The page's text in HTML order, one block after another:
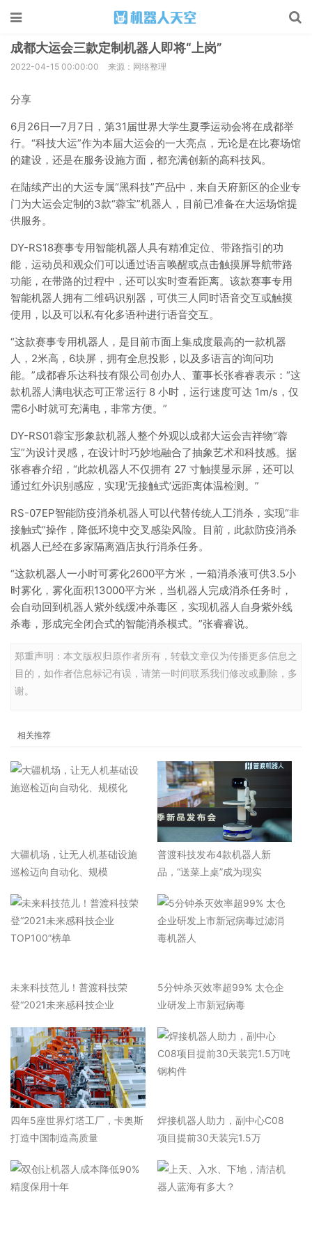
成都大运会三款定制机器人即将“上岗”
2022-04-15 00:00:00 来源：网络整理
分享
6月26日—7月7日，第31届世界大学生夏季运动会将在成都举
行。“科技大运”作为本届大运会的一大亮点，无论是在比赛场馆
的建设，还是在服务设施方面，都充满创新的高科技风。
在陆续产出的大运专属“黑科技”产品中，来自天府新区的企业专
门为大运会定制的3款“蓉宝”机器人，目前已准备在大运场馆提
供服务。
DY-RS18赛事专用智能机器人具有精准定位、带路指引的功
能，运动员和观众们可以通过语言唤醒或点击触摸屏导航带路
功能，在带路的过程中，还可以实时查看距离。该款赛事专用
智能机器人拥有二维码识别器，可供三人同时语音交互或触摸
使用，以及可以私有化多语种进行语音交互。
“这款赛事专用机器人，是目前市面上集成度最高的一款机器
人，2米高，6块屏，拥有全息投影，以及多语言的询问功
能。”成都睿乐达科技有限公司创办人、董事长张睿睿表示：“这
款机器人满电状态可正常运行 8 小时，运行速度可达 1m/s，仅
需6小时就可充满电，非常方便。”
DY-RS01蓉宝形象款机器人整个外观以成都大运会吉祥物“蓉
宝”为设计灵感，在设计时巧妙地融合了抽象艺术和科技感。据
张睿睿介绍，“此款机器人不仅拥有 27 寸触摸显示屏，还可以
通过红外识别感应，实现‘无接触式’远距离体温检测。”
RS-07EP智能防疫消杀机器人可以代替传统人工消杀，实现“非
接触式”操作，降低环境中交叉感染风险。目前，此款防疫消杀
机器人已经在多家隔离酒店执行消杀任务。
“这款机器人一小时可雾化2600平方米，一箱消杀液可供3.5小
时雾化，雾化面积13000平方米，当机器人完成消杀任务时，
会自动回到机器人紫外线缓冲杀毒区，实现机器人自身紫外线
杀毒，形成完全闭合式的智能消杀模式。”张睿睿说。
郑重声明：本文版权归原作者所有，转载文章仅为传播更多信息之
目的，如作者信息标记有误，请第一时间联系我们修改或删除，多
谢。
相关推荐
大疆机场，让无人机基础设施
巡检迈向自动化、规模
普渡科技发布4款机器人新
品，“送菜上桌”成为现实
未来科技范儿！普渡科技荣
登“2021未来感科技企业
5分钟杀灭效率超99% ​太仓企
业研发上市新冠病毒
四年5座世界灯塔工厂，卡奥斯
打造中国制造高质量
焊接机器人助力，副中心C08
项目提前30天装完1.5万